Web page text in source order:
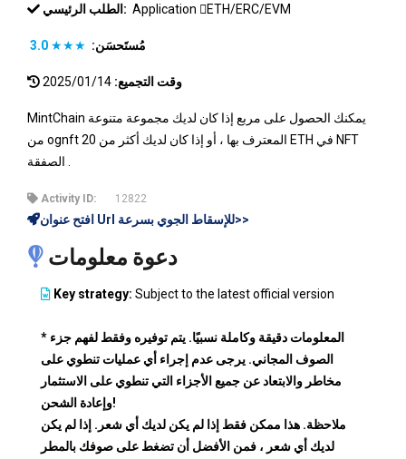
الطلب الرئيسي: Application ETH/ERC/EVM
مُستَحسَن: ★★★
3.0
وقت التجميع: 2025/01/14
MintChain يمكنك الحصول على مربع إذا كان لديك مجموعة متنوعة
من ognft المعترف بها ، أو إذا كان لديك أكثر من 20 ETH في NFT
Activity ID: 12822
افتح عنوان Url للإسقاط الجوي بسرعة>>
دعوة معلومات
Key strategy: Subject to the latest official version
* المعلومات دقيقة وكاملة نسبيًا. يتم توفيره وفقط لفهم جزء
الصوف المجاني. يرجى عدم إجراء أي عمليات تنطوي على
مخاطر والابتعاد عن جميع الأجزاء التي تنطوي على الاستثمار
وإعادة الشحن!
ملاحظة. هذا ممكن فقط إذا لم يكن لديك أي شعر. إذا لم يكن
لديك أي شعر ، فمن الأفضل أن تضغط على صوفك بالمطر